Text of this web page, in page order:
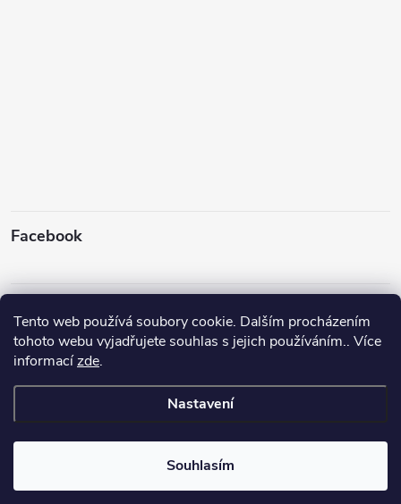
Tento web používá soubory cookie. Dalším procházením
tohoto webu vyjadřujete souhlas s jejich používáním.. Více
informacízde.
Nastavení
Souhlasím
Facebook
Sledovat na Instagramu
cookies